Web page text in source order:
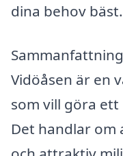
dina behov bäst.
Vidöåsen är en
som vill göra
Det handlar om